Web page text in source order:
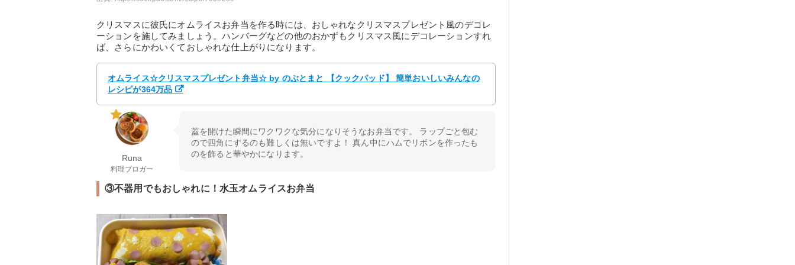
クリスマスに彼氏にオムライスお弁当を作る時には、おしゃれなクリスマスプレゼント風のデコレ
ーションを施してみましょう。ハンバーグなどの他のおかずもクリスマス風にデコレーションすれ
ば、さらにかわいくておしゃれな仕上がりになります。
オムライス☆クリスマスプレゼント弁当☆ by のぶとまと 【クックパッド】 簡単おいしいみんなの
レシピが364万品
Runa
料理ブロガー
蓋を開けた瞬間にワクワクな気分になりそうなお弁当です。 ラップごと包む
ので四角にするのも難しくは無いですよ！ 真ん中にハムでリボンを作ったも
のを飾ると華やかになります。
③不器用でもおしゃれに！水玉オムライスお弁当